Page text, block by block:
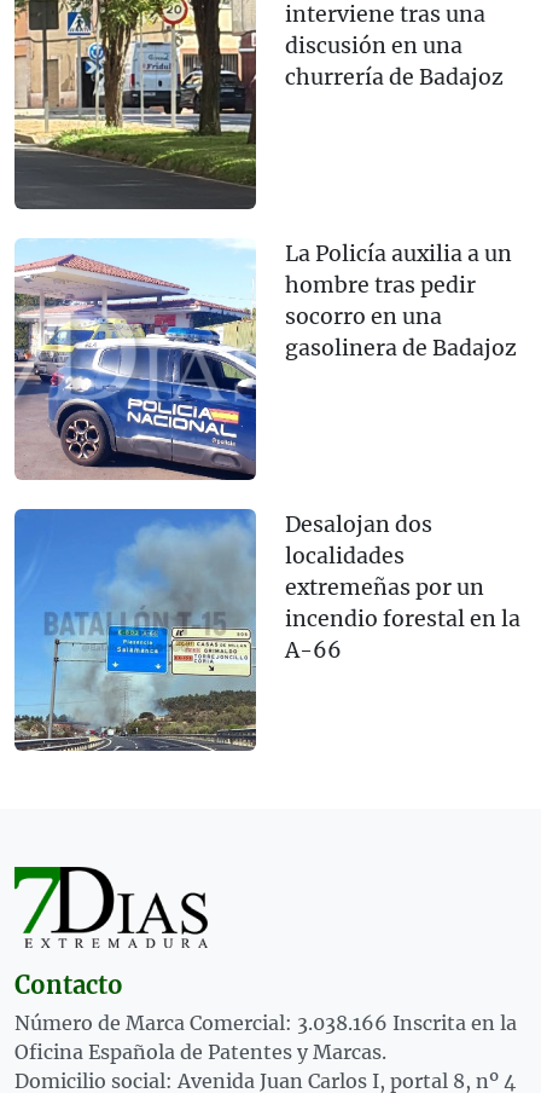
interviene tras una
discusión en una
churrería de Badajoz
La Policía auxilia a un
hombre tras pedir
socorro en una
gasolinera de Badajoz
Desalojan dos
localidades
extremeñas por un
incendio forestal en la
A-66
Contacto
Número de Marca Comercial: 3.038.166 Inscrita en la
Oficina Española de Patentes y Marcas.
Domicilio social: Avenida Juan Carlos I, portal 8, nº 4